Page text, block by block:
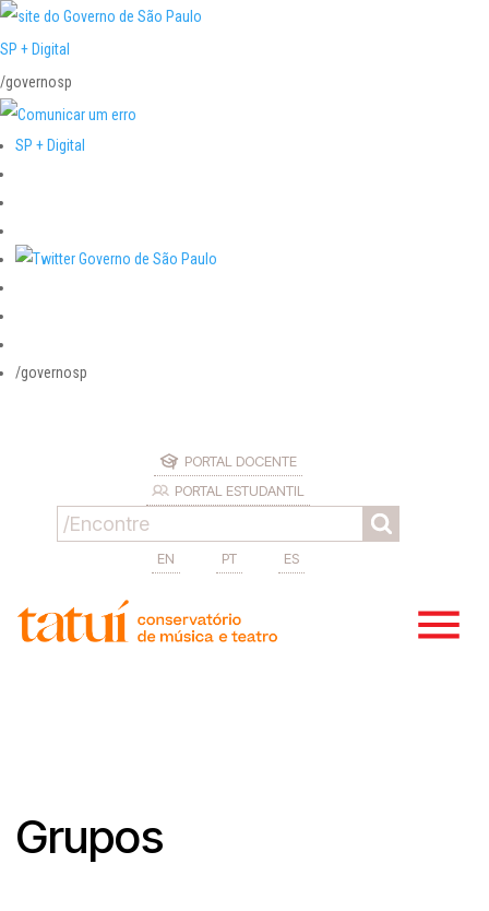
SP + Digital
/governosp
SP + Digital
/governosp
PORTAL DOCENTE
PORTAL ESTUDANTIL
EN PT ES
Grupos